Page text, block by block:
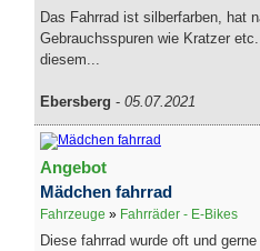
Das Fahrrad ist silberfarben, hat
Gebrauchsspuren wie Kratzer
diesem...
Ebersberg - 05.07.2021
Angebot
Mädchen fahrrad
Fahrzeuge » Fahrräder - E-Bikes
Diese fahrrad wurde oft und